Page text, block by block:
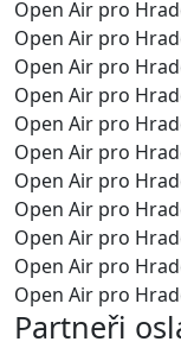
Open Air pro
Open Air pro
Open Air pro
Open Air pro
Open Air pro
Open Air pro
Open Air pro
Open Air pro
Open Air pro
Open Air pro
Open Air pro
Partneři